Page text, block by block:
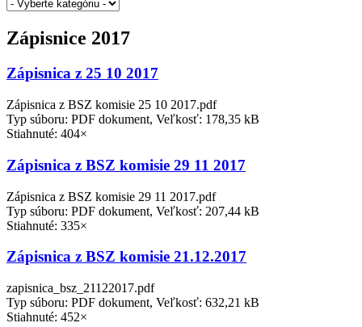
Zápisnice 2017
Zápisnica z 25 10 2017
Zápisnica z BSZ komisie 25 10 2017.pdf
Typ súboru: PDF dokument, Veľkosť: 178,35 kB
Stiahnuté: 404×
Zápisnica z BSZ komisie 29 11 2017
Zápisnica z BSZ komisie 29 11 2017.pdf
Typ súboru: PDF dokument, Veľkosť: 207,44 kB
Stiahnuté: 335×
Zápisnica z BSZ komisie 21.12.2017
zapisnica_bsz_21122017.pdf
Typ súboru: PDF dokument, Veľkosť: 632,21 kB
Stiahnuté: 452×